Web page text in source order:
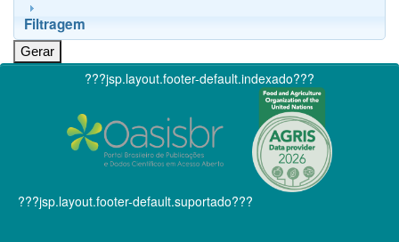
Filtragem
???jsp.layout.footer-default.indexado???
???jsp.layout.footer-default.suportado???